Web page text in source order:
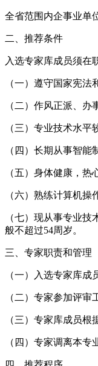
全省范围内企事业单
二、推荐条件
入选专家库成员须在
（一）遵守国家宪法
（二）作风正派、
（三）专业技术水
（四）长期从事智
（五）身体健康，热
（六）熟练计算机操
（七）现从事专业
般不超过54周岁。
三、专家职责和管理
（一）入选专家库
（二）专家参加评
（三）专家库成员
（四）专家调离本